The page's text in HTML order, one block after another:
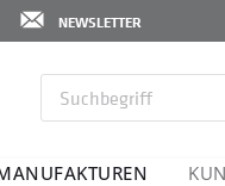
NEWSLETTER